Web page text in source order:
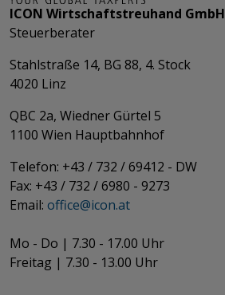
ICON Wirtschaftstreuhand GmbH
Steuerberater
Stahlstraße 14, BG 88, 4. Stock
4020 Linz
QBC 2a, Wiedner Gürtel 5
​​​​​​​1100 Wien Hauptbahnhof
Telefon: +43 / 732 / 69412 - DW
Fax: +43 / 732 / 6980 - 9273
​​​​​​​Email: office@­icon.at
Mo - Do | 7.30 - 17.00 Uhr
Freitag | 7.30 - 13.00 Uhr​​​​​​​